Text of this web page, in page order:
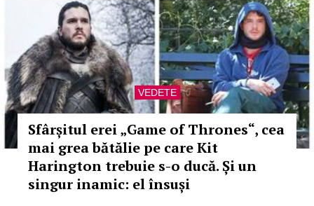
VEDETE
Sfârșitul erei „Game of Thrones“, cea
mai grea bătălie pe care Kit
Harington trebuie s-o ducă. Și un
singur inamic: el însuși